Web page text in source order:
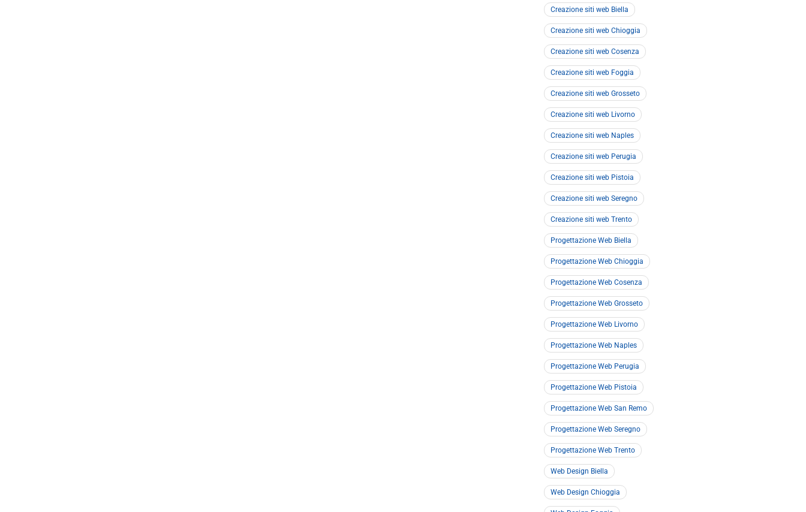
Creazione siti web Biella
Creazione siti web Chioggia
Creazione siti web Cosenza
Creazione siti web Foggia
Creazione siti web Grosseto
Creazione siti web Livorno
Creazione siti web Naples
Creazione siti web Perugia
Creazione siti web Pistoia
Creazione siti web Seregno
Creazione siti web Trento
Progettazione Web Biella
Progettazione Web Chioggia
Progettazione Web Cosenza
Progettazione Web Grosseto
Progettazione Web Livorno
Progettazione Web Naples
Progettazione Web Perugia
Progettazione Web Pistoia
Progettazione Web San Remo
Progettazione Web Seregno
Progettazione Web Trento
Web Design Biella
Web Design Chioggia